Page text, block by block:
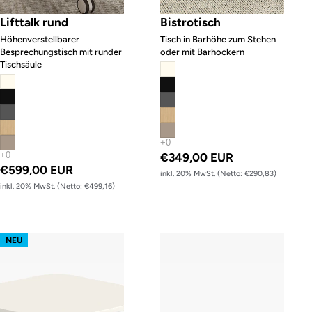
Lifttalk rund
Höhenverstellbarer
Besprechungstisch mit runder
Tischsäule
€599,00 EUR
inkl. 20% MwSt. (Netto: €499,16)
Bistrotisch
Tisch in Barhöhe zum Stehen
oder mit Barhockern
€349,00 EUR
inkl. 20% MwSt. (Netto: €290,83)
lt01 Laptoptisch – Gestell Schwarz (glatt)
NEU